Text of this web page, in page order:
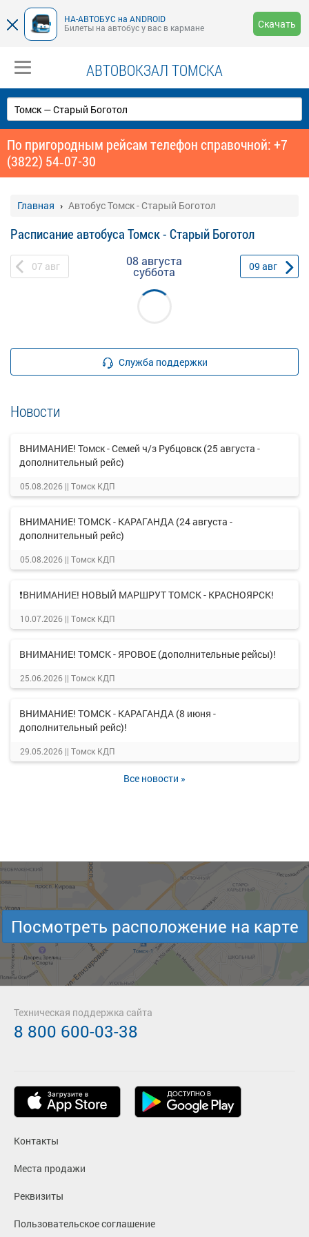
НА-АВТОБУС на ANDROID
Билеты на автобус у вас в кармане
Скачать
АВТОВОКЗАЛ ТОМСКА
По пригородным рейсам телефон справочной: +7
(3822) 54‑07-30
Главная Автобус Томск - Старый Боготол
Расписание автобуса Томск - Старый Боготол
07 авг 08 августа
суббота 09 авг
Служба поддержки
Новости
ВНИМАНИЕ! Томск - Семей ч/з Рубцовск (25 августа -
дополнительный рейс)
05.08.2026 || Томск КДП
ВНИМАНИЕ! ТОМСК - КАРАГАНДА (24 августа -
дополнительный рейс)
05.08.2026 || Томск КДП
❗ВНИМАНИЕ! НОВЫЙ МАРШРУТ ТОМСК - КРАСНОЯРСК!
10.07.2026 || Томск КДП
ВНИМАНИЕ! ТОМСК - ЯРОВОЕ (дополнительные рейсы)!
25.06.2026 || Томск КДП
ВНИМАНИЕ! ТОМСК - КАРАГАНДА (8 июня -
дополнительный рейс)!
29.05.2026 || Томск КДП
Все новости »
Посмотреть расположение на карте
Контакты
Места продажи
Реквизиты
Пользовательское соглашение
Техническая поддержка сайта
8 800 600-03-38